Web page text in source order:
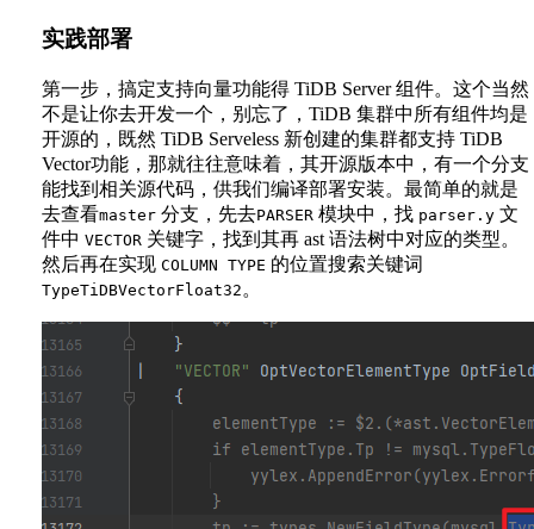
实践部署
第一步，搞定支持向量功能得 TiDB Server 组件。这个当然
不是让你去开发一个，别忘了，TiDB 集群中所有组件均是
开源的，既然 TiDB Serveless 新创建的集群都支持 TiDB
Vector功能，那就往往意味着，其开源版本中，有一个分支
能找到相关源代码，供我们编译部署安装。最简单的就是
去查看master 分支，先去PARSER 模块中，找 parser.y 文
件中 VECTOR 关键字，找到其再 ast 语法树中对应的类型。
然后再在实现 COLUMN TYPE 的位置搜索关键词
TypeTiDBVectorFloat32 。